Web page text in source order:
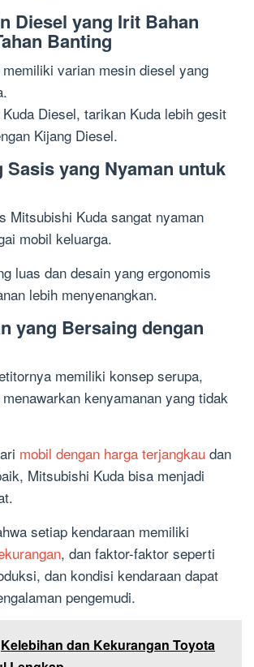
Diesel yang Irit Bahan
Banting
varian mesin diesel yang
Diesel, tarikan Kuda lebih gesit
Kijang Diesel.
Sasis yang Nyaman untuk
Mitsubishi Kuda sangat nyaman
mobil keluarga.
luas dan desain yang ergonomis
lebih menyenangkan.
yang Bersaing dengan
memiliki konsep serupa,
kenyamanan yang tidak
mobil dengan harga terjangkau dan
Mitsubishi Kuda bisa menjadi
setiap kendaraan memiliki
, dan faktor-faktor seperti
dan kondisi kendaraan dapat
pengemudi.
Kelebihan dan Kekurangan Toyota